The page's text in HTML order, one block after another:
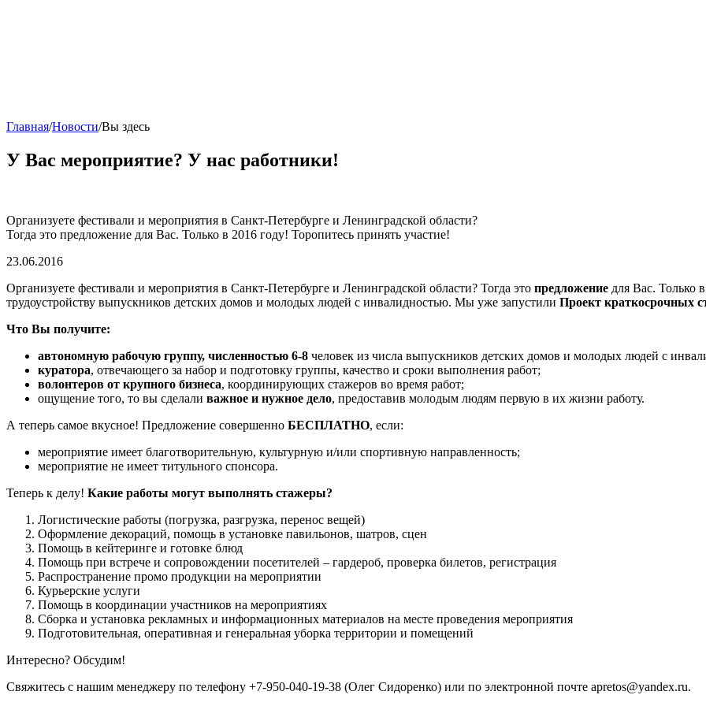
Главная/Новости/Вы здесь
У Вас мероприятие? У нас работники!
Организуете фестивали и мероприятия в Санкт-Петербурге и Ленинградской области?
Тогда это предложение для Вас. Только в 2016 году! Торопитесь принять участие!
23.06.2016
Организуете фестивали и мероприятия в Санкт-Петербурге и Ленинградской области? Тогда это предложение для Вас. Только
трудоустройству выпускников детских домов и молодых людей с инвалидностью. Мы уже запустили Проект краткосрочных
Что Вы получите:
автономную рабочую группу, численностью 6-8 человек из числа выпускников детских домов и молодых людей с
куратора, отвечающего за набор и подготовку группы, качество и сроки выполнения работ;
волонтеров от крупного бизнеса, координирующих стажеров во время работ;
ощущение того, то вы сделали важное и нужное дело, предоставив молодым людям первую в их жизни работу.
А теперь самое вкусное! Предложение совершенно БЕСПЛАТНО, если:
мероприятие имеет благотворительную, культурную и/или спортивную направленность;
мероприятие не имеет титульного спонсора.
Теперь к делу! Какие работы могут выполнять стажеры?
Логистические работы (погрузка, разгрузка, перенос вещей)
Оформление декораций, помощь в установке павильонов, шатров, сцен
Помощь в кейтеринге и готовке блюд
Помощь при встрече и сопровождении посетителей – гардероб, проверка билетов, регистрация
Распространение промо продукции на мероприятии
Курьерские услуги
Помощь в координации участников на мероприятиях
Сборка и установка рекламных и информационных материалов на месте проведения мероприятия
Подготовительная, оперативная и генеральная уборка территории и помещений
Интересно? Обсудим!
Свяжитесь с нашим менеджеру по телефону +7-950-040-19-38 (Олег Сидоренко) или по электронной почте apretos@yandex.ru.